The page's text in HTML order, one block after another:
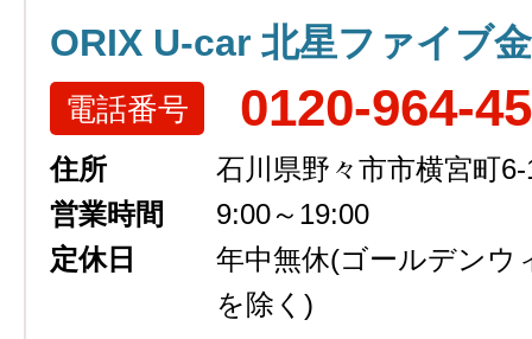
ORIX U-car 北星ファイブ
電話番号 0120-964-
住所
石川県野々市市横宮町6-
営業時間
9:00～19:00
定休日
年中無休(ゴールデンウ
を除く)